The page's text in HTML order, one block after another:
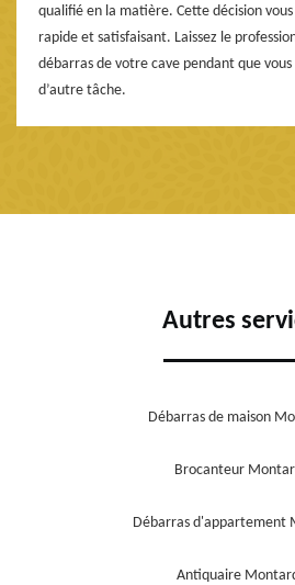
qualifié en la matière. Cette décision
rapide et satisfaisant. Laissez le
débarras de votre cave pendant que vous
d’autre tâche.
Autres
Débarras de maison
Brocanteur
Débarras d'appartement
Antiquaire